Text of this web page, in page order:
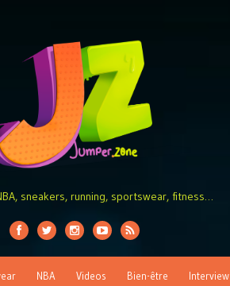
sneakers, running, sportswear, fitness…
NBA Videos Bien-être Interview